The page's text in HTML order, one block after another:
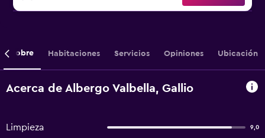
Sobre Habitaciones Servicios Opiniones Ubicación
Acerca de Albergo Valbella, Gallio
Limpieza 9,0